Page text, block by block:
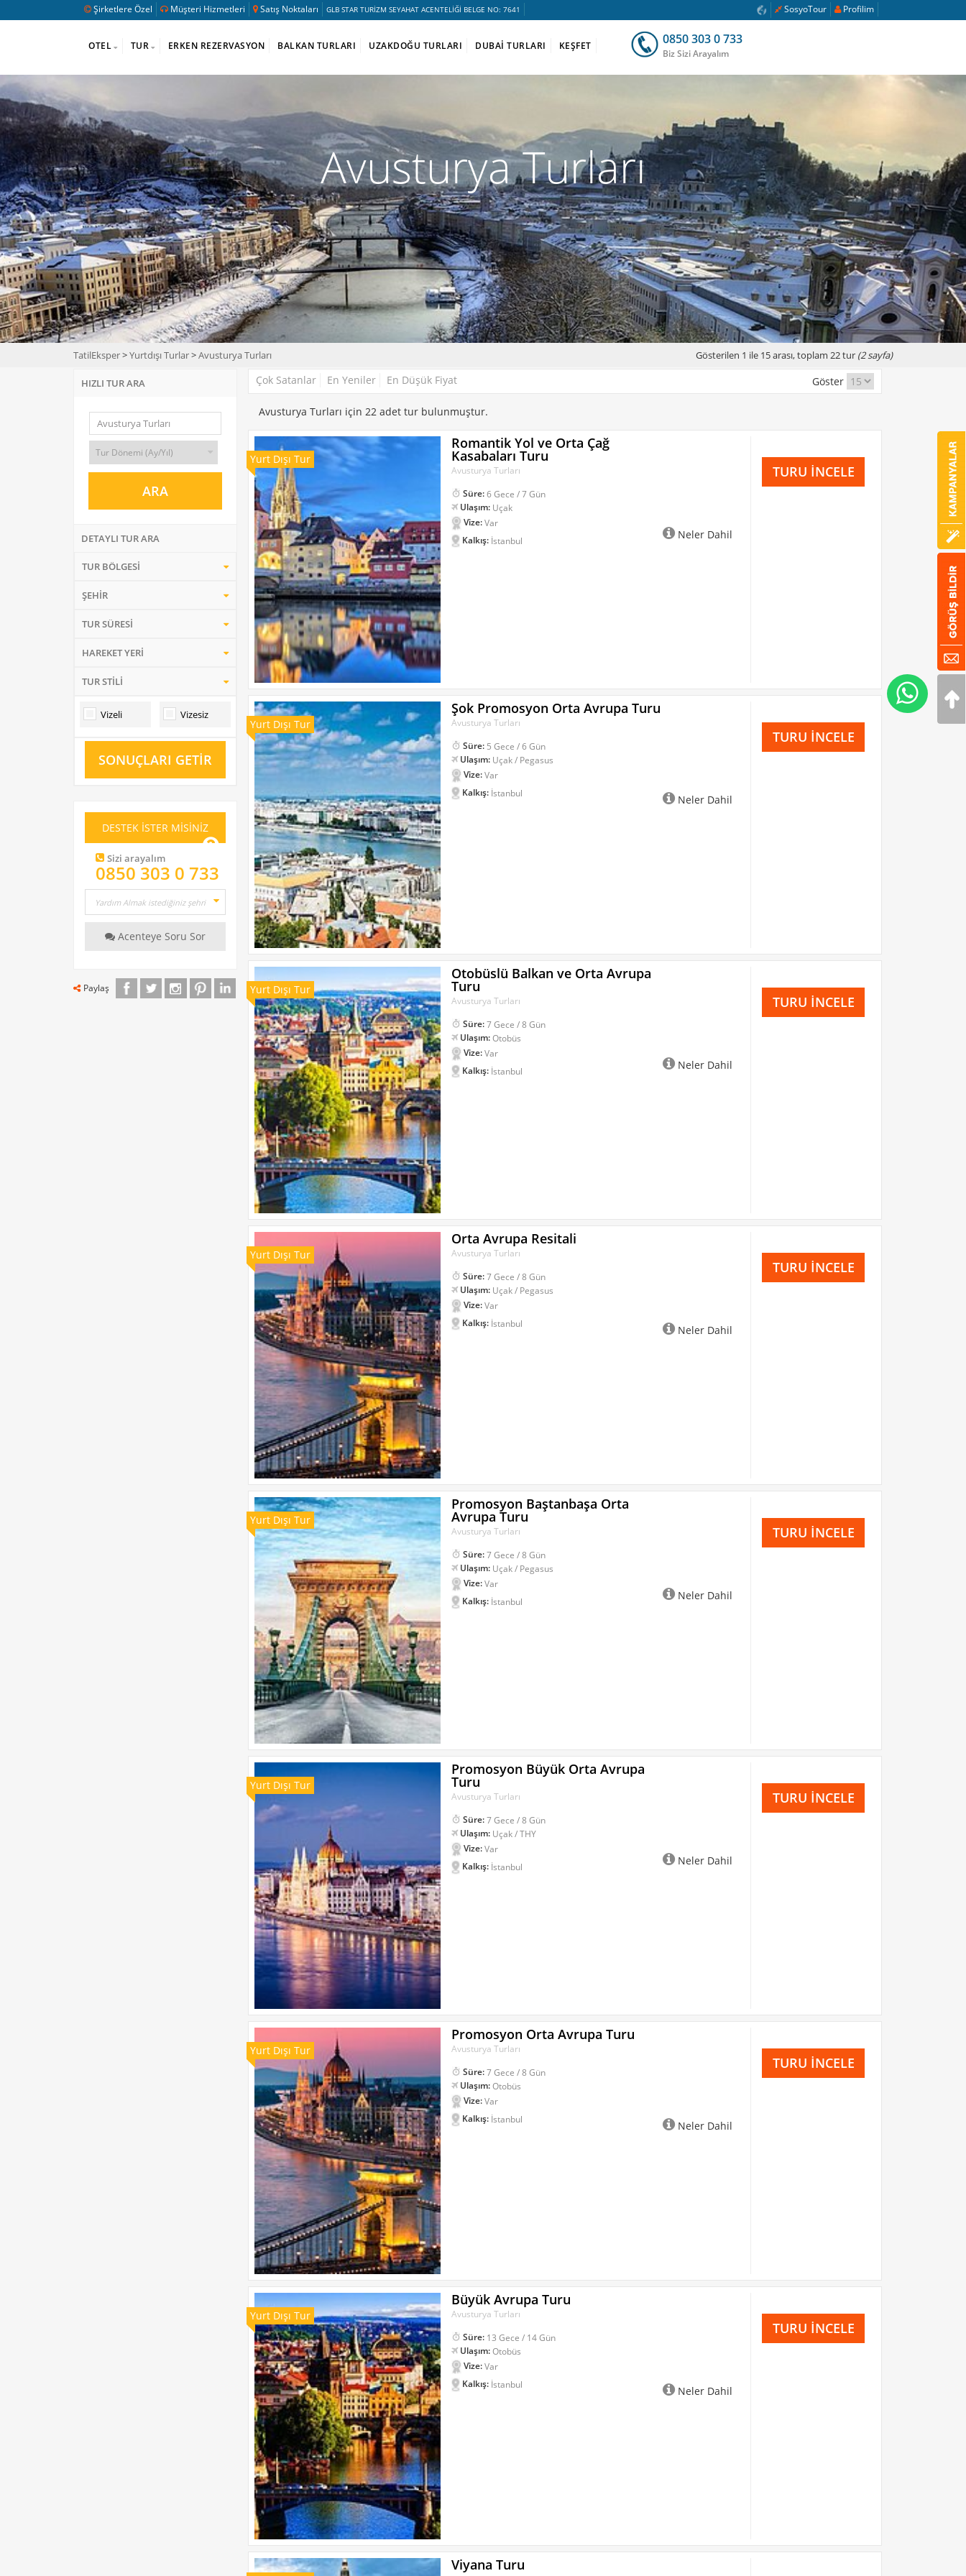
Şirketlere Özel Müşteri Hizmetleri Satış Noktaları GLB STAR TURİZM SEYAHAT ACENTELİĞİ BELGE NO: 7641 Profilim
SosyoTour
OTEL TUR ERKEN REZERVASYON BALKAN TURLARI UZAKDOĞU TURLARI DUBAİ TURLARI KEŞFET 0850 303 0 733
Biz Sizi Arayalım
Avusturya Turları
TatilEksper>Yurtdışı Turlar>Avusturya Turları Gösterilen 1 ile 15 arası, toplam 22 tur (2 sayfa)
HIZLI TUR ARA
DETAYLI TUR ARA
TUR BÖLGESİ
ŞEHİR
TUR SÜRESİ
HAREKET YERİ
TUR STİLİ
Vizeli Vizesiz
SONUÇLARI GETİR
DESTEK İSTER MİSİNİZ
Sizi arayalım
0850 303 0 733
Acenteye Soru Sor
Paylaş
Çok Satanlar En Yeniler En Düşük Fiyat Göster
Avusturya Turları için 22 adet tur bulunmuştur.
Yurt Dışı Tur
Romantik Yol ve Orta Çağ
Kasabaları Turu
Avusturya Turları
Süre:6 Gece / 7 Gün
Ulaşım: Uçak
Vize:Var
Kalkış: İstanbul Neler Dahil
TURU İNCELE
Yurt Dışı Tur
Şok Promosyon Orta Avrupa Turu
Avusturya Turları
Süre: 5 Gece / 6 Gün
Ulaşım: Uçak / Pegasus
Vize:Var
Kalkış: İstanbul Neler Dahil
TURU İNCELE
Yurt Dışı Tur
Otobüslü Balkan ve Orta Avrupa
Turu
Avusturya Turları
Süre:7 Gece / 8 Gün
Ulaşım:Otobüs
Vize:Var
Kalkış: İstanbul Neler Dahil
TURU İNCELE
Yurt Dışı Tur
Orta Avrupa Resitali
Avusturya Turları
Süre:7 Gece / 8 Gün
Ulaşım: Uçak / Pegasus
Vize:Var
Kalkış: İstanbul Neler Dahil
TURU İNCELE
Yurt Dışı Tur
Promosyon Baştanbaşa Orta
Avrupa Turu
Avusturya Turları
Süre:7 Gece / 8 Gün
Ulaşım: Uçak / Pegasus
Vize:Var
Kalkış: İstanbul Neler Dahil
TURU İNCELE
Yurt Dışı Tur
Promosyon Büyük Orta Avrupa
Turu
Avusturya Turları
Süre:7 Gece / 8 Gün
Ulaşım: Uçak / THY
Vize:Var
Kalkış: İstanbul Neler Dahil
TURU İNCELE
Yurt Dışı Tur
Promosyon Orta Avrupa Turu
Avusturya Turları
Süre:7 Gece / 8 Gün
Ulaşım:Otobüs
Vize:Var
Kalkış: İstanbul Neler Dahil
TURU İNCELE
Yurt Dışı Tur
Büyük Avrupa Turu
Avusturya Turları
Süre: 13 Gece / 14 Gün
Ulaşım:Otobüs
Vize:Var
Kalkış: İstanbul Neler Dahil
TURU İNCELE
Viyana Turu